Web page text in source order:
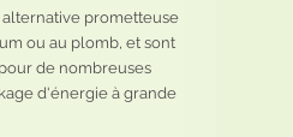
prometteuse
ou au plomb, et sont
de nombreuses
d'énergie à grande